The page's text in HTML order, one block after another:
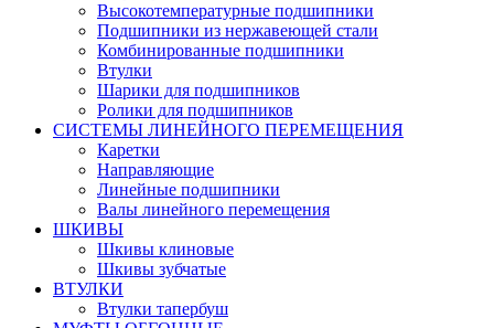
Высокотемпературные подшипники
Подшипники из нержавеющей стали
Комбинированные подшипники
Втулки
Шарики для подшипников
Ролики для подшипников
СИСТЕМЫ ЛИНЕЙНОГО ПЕРЕМЕЩЕНИЯ
Каретки
Направляющие
Линейные подшипники
Валы линейного перемещения
ШКИВЫ
Шкивы клиновые
Шкивы зубчатые
ВТУЛКИ
Втулки тапербуш